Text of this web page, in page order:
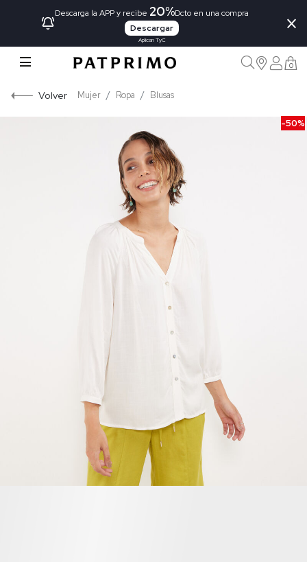
Descarga la APP y recibe 20%Dcto en una compra
Descargar
Aplican TyC
×
0
Volver Mujer Ropa Blusas
-50%